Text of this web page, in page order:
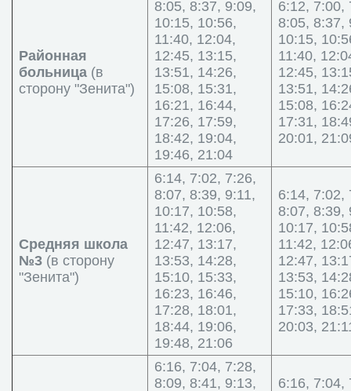
Районная
больница (в
сторону "Зенита")
8:05, 8:37, 9:09,
10:15, 10:56,
11:40, 12:04,
12:45, 13:15,
13:51, 14:26,
15:08, 15:31,
16:21, 16:44,
17:26, 17:59,
18:42, 19:04,
19:46, 21:04
6:12, 7:00,
8:05, 8:37,
10:15,
11:40,
12:45,
13:51,
15:08,
17:31,
20:01,
Средняя школа
№3 (в сторону
"Зенита")
6:14, 7:02, 7:26,
8:07, 8:39, 9:11,
10:17, 10:58,
11:42, 12:06,
12:47, 13:17,
13:53, 14:28,
15:10, 15:33,
16:23, 16:46,
17:28, 18:01,
18:44, 19:06,
19:48, 21:06
6:14, 7:02,
8:07, 8:39,
10:17,
11:42,
12:47,
13:53,
15:10,
17:33,
20:03,
6:16, 7:04, 7:28,
8:09, 8:41, 9:13,
6:16, 7:04,